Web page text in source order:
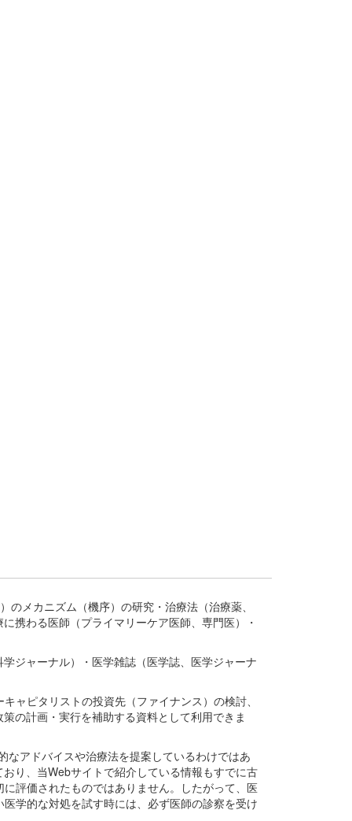
メカニズム（機序）の研究・治療法（治療薬、
携わる医師（プライマリーケア医師、専門医）・
ジャーナル）・医学雑誌（医学誌、医学ジャーナ
ャピタリストの投資先（ファイナンス）の検討、
の計画・実行を補助する資料として利用できま
アドバイスや治療法を提案しているわけではあ
り、当Webサイトで紹介している情報もすでに古
評価されたものではありません。したがって、医
学的な対処を試す時には、必ず医師の診察を受け